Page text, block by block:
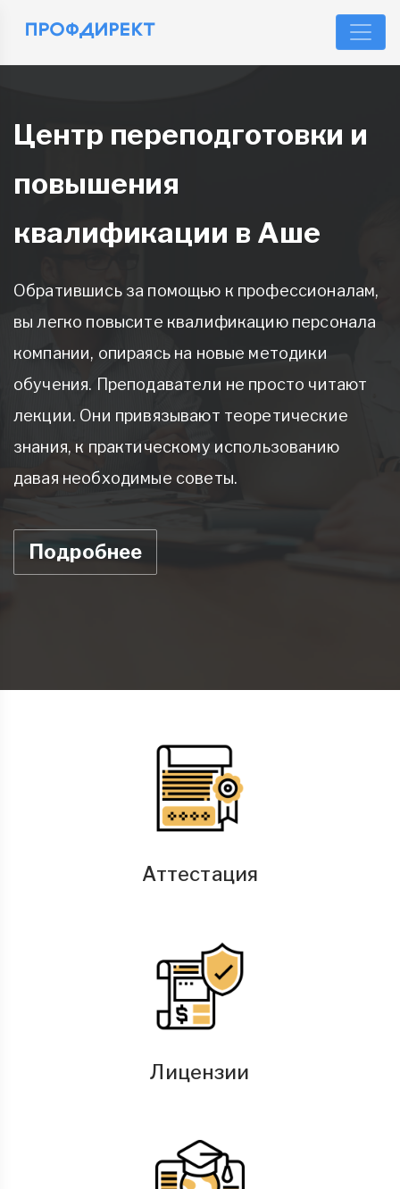
Центр переподготовки и
повышения
квалификации в Аше
Обратившись за помощью к профессионалам,
вы легко повысите квалификацию персонала
компании, опираясь на новые методики
обучения. Преподаватели не просто читают
лекции. Они привязывают теоретические
знания, к практическому использованию
давая необходимые советы.
Подробнее
Аттестация
Лицензии